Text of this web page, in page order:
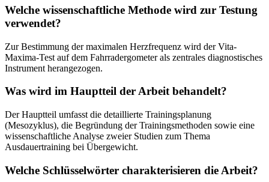
Welche wissenschaftliche Methode wird zur Testung
verwendet?
Zur Bestimmung der maximalen Herzfrequenz wird der Vita-
Maxima-Test auf dem Fahrradergometer als zentrales diagnostisches
Instrument herangezogen.
Was wird im Hauptteil der Arbeit behandelt?
Der Hauptteil umfasst die detaillierte Trainingsplanung
(Mesozyklus), die Begründung der Trainingsmethoden sowie eine
wissenschaftliche Analyse zweier Studien zum Thema
Ausdauertraining bei Übergewicht.
Welche Schlüsselwörter charakterisieren die Arbeit?